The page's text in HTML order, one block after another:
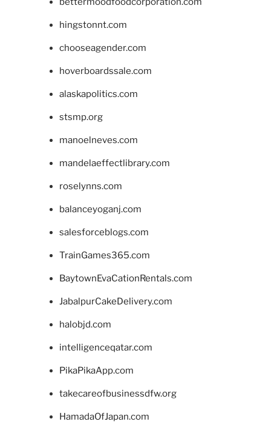
hingstonnt.com
chooseagender.com
hoverboardssale.com
alaskapolitics.com
stsmp.org
manoelneves.com
mandelaeffectlibrary.com
roselynns.com
balanceyoganj.com
salesforceblogs.com
TrainGames365.com
BaytownEvaCationRentals.com
JabalpurCakeDelivery.com
halobjd.com
intelligenceqatar.com
PikaPikaApp.com
takecareofbusinessdfw.org
HamadaOfJapan.com